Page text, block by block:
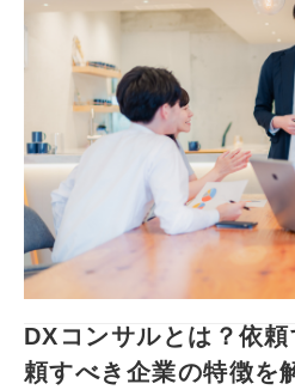
DXコンサルとは？依
頼すべき企業の特徴を